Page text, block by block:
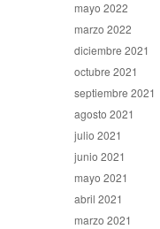
mayo 2022
marzo 2022
diciembre 2021
octubre 2021
septiembre 2021
agosto 2021
julio 2021
junio 2021
mayo 2021
abril 2021
marzo 2021